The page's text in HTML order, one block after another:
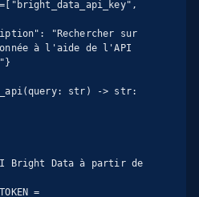
à l'aide de l'API
str) -> str: